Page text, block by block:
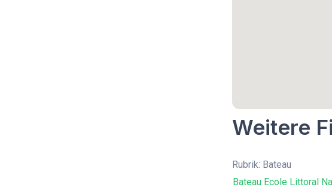
Weitere
Rubrik: Bateau
Bateau Ecole Littoral